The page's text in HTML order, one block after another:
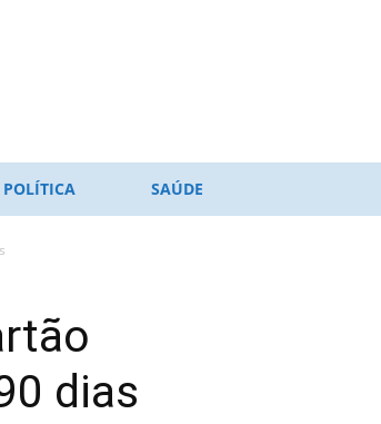
POLÍTICA SAÚDE
dias